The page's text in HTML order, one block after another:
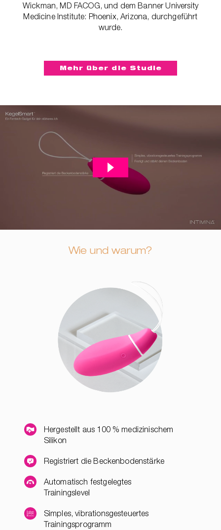
Wickman, MD FACOG, und dem Banner University
Medicine Institute: Phoenix, Arizona, durchgeführt
wurde.
Mehr über die Studie
Wie und warum?
Hergestellt aus 100 % medizinischem
Silikon
Registriert die Beckenbodenstärke
Automatisch festgelegtes
Trainingslevel
Simples, vibrationsgesteuertes
Trainingsprogramm